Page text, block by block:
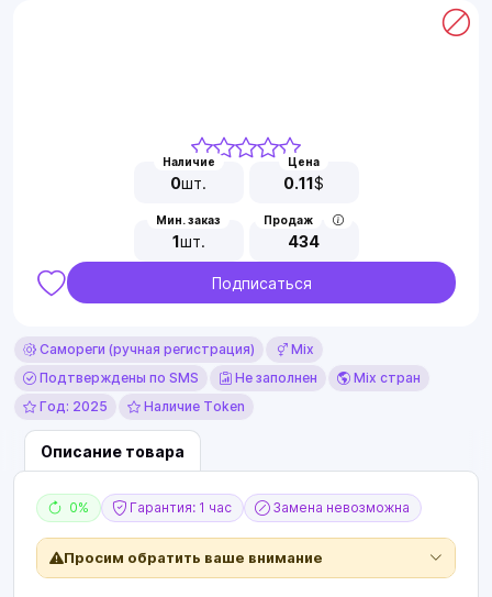
Наличие
0шт.
Цена
0.11$
Мин. заказ
1шт.
Продаж
434
Подписаться
Самореги (ручная регистрация)
Mix
Подтверждены по SMS
Не заполнен
Mix стран
Год: 2025
Наличие Token
Описание товара
0% Гарантия: 1 час Замена невозможна
Просим обратить ваше внимание